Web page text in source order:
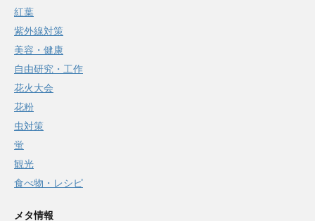
紅葉
紫外線対策
美容・健康
自由研究・工作
花火大会
花粉
虫対策
蛍
観光
食べ物・レシピ
メタ情報